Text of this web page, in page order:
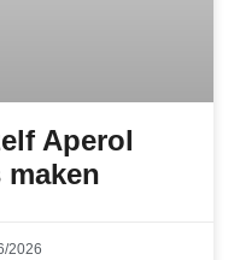
Aperol
2026